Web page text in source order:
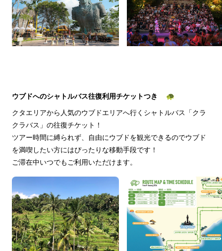
ウブドへのシャトルバス往復利用チケットつき 🐢
クタエリアから人気のウブドエリアへ行くシャトルバス「クラ
クラバス」の往復チケット！
ツアー時間に縛られず、自由にウブドを観光できるのでウブド
を満喫したい方にはぴったりな移動手段です！
ご滞在中いつでもご利用いただけます。